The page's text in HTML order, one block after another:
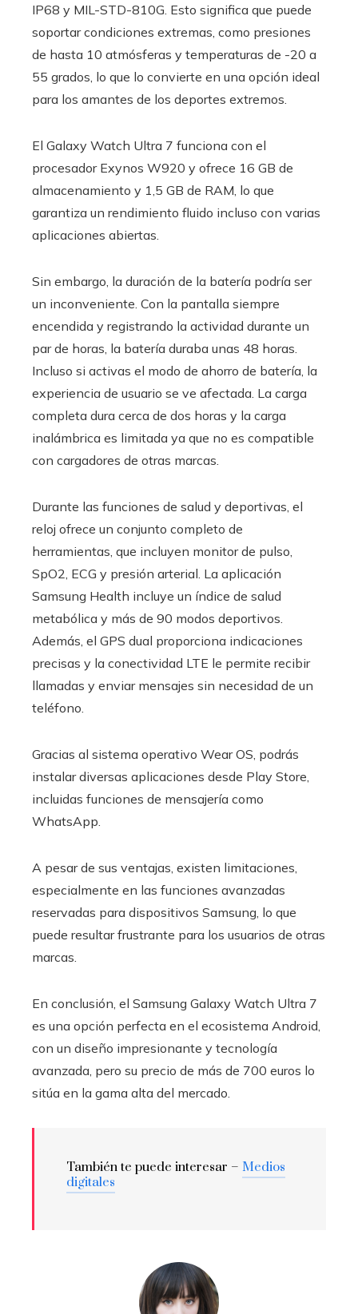
IP68 y MIL-STD-810G. Esto significa que puede
soportar condiciones extremas, como presiones
de hasta 10 atmósferas y temperaturas de -20 a
55 grados, lo que lo convierte en una opción ideal
para los amantes de los deportes extremos.
El Galaxy Watch Ultra 7 funciona con el
procesador Exynos W920 y ofrece 16 GB de
almacenamiento y 1,5 GB de RAM, lo que
garantiza un rendimiento fluido incluso con varias
aplicaciones abiertas.
Sin embargo, la duración de la batería podría ser
un inconveniente. Con la pantalla siempre
encendida y registrando la actividad durante un
par de horas, la batería duraba unas 48 horas.
Incluso si activas el modo de ahorro de batería, la
experiencia de usuario se ve afectada. La carga
completa dura cerca de dos horas y la carga
inalámbrica es limitada ya que no es compatible
con cargadores de otras marcas.
Durante las funciones de salud y deportivas, el
reloj ofrece un conjunto completo de
herramientas, que incluyen monitor de pulso,
SpO2, ECG y presión arterial. La aplicación
Samsung Health incluye un índice de salud
metabólica y más de 90 modos deportivos.
Además, el GPS dual proporciona indicaciones
precisas y la conectividad LTE le permite recibir
llamadas y enviar mensajes sin necesidad de un
teléfono.
Gracias al sistema operativo Wear OS, podrás
instalar diversas aplicaciones desde Play Store,
incluidas funciones de mensajería como
WhatsApp.
A pesar de sus ventajas, existen limitaciones,
especialmente en las funciones avanzadas
reservadas para dispositivos Samsung, lo que
puede resultar frustrante para los usuarios de otras
marcas.
En conclusión, el Samsung Galaxy Watch Ultra 7
es una opción perfecta en el ecosistema Android,
con un diseño impresionante y tecnología
avanzada, pero su precio de más de 700 euros lo
sitúa en la gama alta del mercado.
También te puede interesar – Medios
digitales